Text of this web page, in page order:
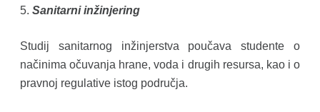
5. Sanitarni inžinjering
Studij sanitarnog inžinjerstva poučava studente o
načinima očuvanja hrane, voda i drugih resursa, kao i o
pravnoj regulative istog područja.